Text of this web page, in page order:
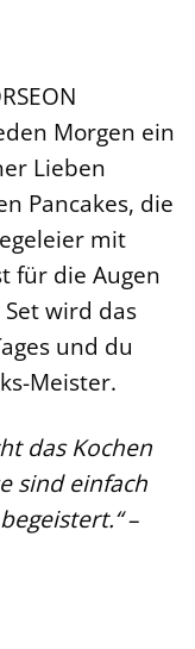
Morgen ein
Lieben
Pancakes, die
mit
für die Augen
wird das
und du
Meister.
das Kochen
sind einfach
–